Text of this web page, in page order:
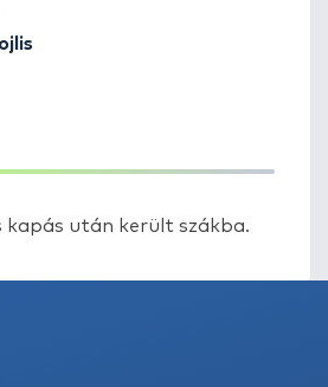
kapás után került szákba.